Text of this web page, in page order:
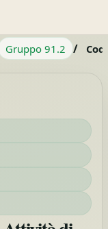
Gruppo 91.2 /